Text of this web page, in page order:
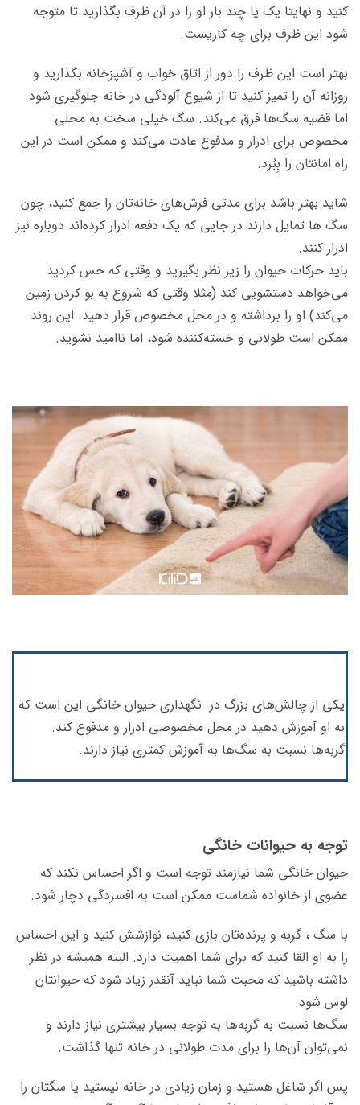
کنید و نهایتا یک یا چند بار او را در آن ظرف بگذارید تا متوجه
شود این ظرف برای چه کاریست.
بهتر است این ظرف را دور از اتاق خواب و آشپزخانه بگذارید و
روزانه آن را تمیز کنید تا از شیوع آلودگی در خانه جلوگیری شود.
اما قضیه‌ سگ‌ها فرق می‌کند. سگ خیلی سخت به محلی
مخصوص برای ادرار و مدفوع عادت می‌کند و ممکن است در این
راه امانتان را بِبُرد.
شاید بهتر باشد برای مدتی فرش‌های خانه‌تان را جمع کنید، چون
سگ‌ ها تمایل دارند در جایی که یک دفعه ادرار کرده‌اند دوباره نیز
ادرار کنند.
باید حرکات حیوان را زیر نظر بگیرید و وقتی که حس کردید
می‌خواهد دستشویی کند (مثلا وقتی که شروع به بو کردن زمین
می‌کند) او را برداشته و در محل مخصوص قرار دهید. این روند
ممکن است طولانی و خسته‌کننده شود، اما ناامید نشوید.
یکی از چالش‌های بزرگ در نگهداری حیوان خانگی این است که
به او آموزش دهید در محل مخصوصی ادرار و مدفوع کند.
گربه‌ها نسبت به سگ‌ها به آموزش کمتری نیاز دارند.
توجه به حیوانات خانگی
حیوان خانگی شما نیازمند توجه است و اگر احساس نکند که
عضوی از خانواده‌ شماست ممکن است به افسردگی دچار شود.
با سگ ، گربه و پرنده‌تان بازی کنید، نوازشش کنید و این احساس
را به او القا کنید که برای شما اهمیت دارد. البته همیشه در نظر
داشته باشید که محبت شما نباید آنقدر زیاد شود که حیوانتان
لوس شود.
سگ‌ها نسبت به گربه‌ها به توجه بسیار بیشتری نیاز دارند و
نمی‌توان آن‌ها را برای مدت طولانی در خانه تنها گذاشت.
پس اگر شاغل هستید و زمان زیادی در خانه نیستید یا سگتان را